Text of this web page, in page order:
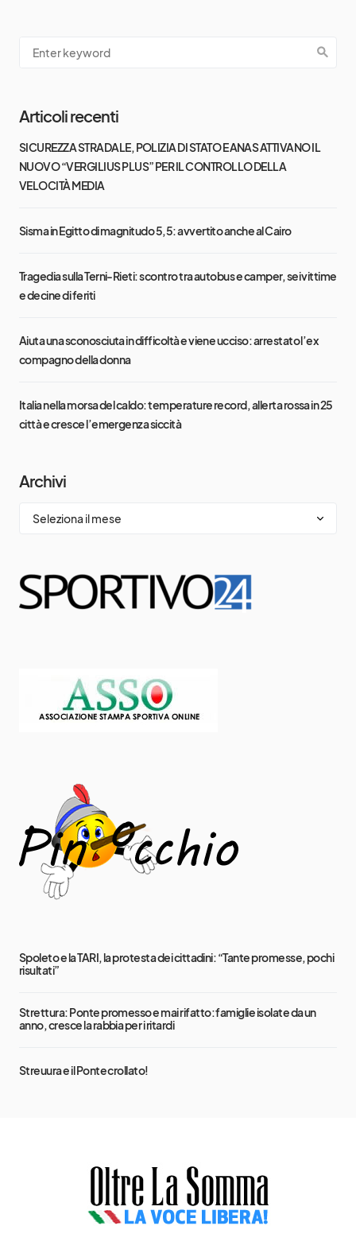
Articoli recenti
SICUREZZA STRADALE, POLIZIA DI STATO E ANAS ATTIVANO IL
NUOVO “VERGILIUS PLUS” PER IL CONTROLLO DELLA
VELOCITÀ MEDIA
Sisma in Egitto di magnitudo 5,5: avvertito anche al Cairo
Tragedia sulla Terni-Rieti: scontro tra autobus e camper, sei vittime
e decine di feriti
Aiuta una sconosciuta in difficoltà e viene ucciso: arrestato l’ex
compagno della donna
Italia nella morsa del caldo: temperature record, allerta rossa in 25
città e cresce l’emergenza siccità
Archivi
Spoleto e la TARI, la protesta dei cittadini: “Tante promesse, pochi
risultati”
Strettura: Ponte promesso e mai rifatto: famiglie isolate da un
anno, cresce la rabbia per i ritardi
Streuura e il Ponte crollato!